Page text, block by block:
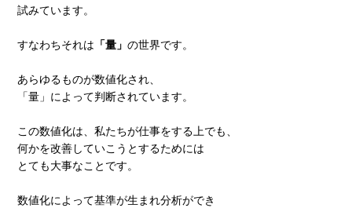
試みています。
すなわちそれは 「量」 の世界です。
あらゆるものが数値化され、
「量」によって判断されています。
この数値化は、私たちが仕事をする上でも、
何かを改善していこうとするためには
とても大事なことです。
数値化によって基準が生まれ分析ができ